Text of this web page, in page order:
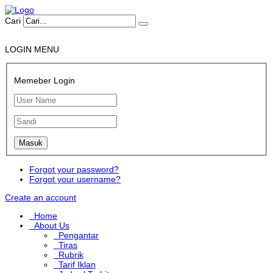
Cari
LOGIN MENU
Memeber Login
Forgot your password?
Forgot your username?
Create an account
Home
About Us
Pengantar
Tiras
Rubrik
Tarif Iklan